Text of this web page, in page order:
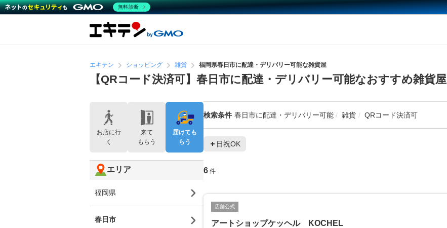
エキテン ショッピング 雑貨 福岡県春日市に配達・デリバリー可能な雑貨屋
【QRコード決済可】春日市に配達・デリバリー可能なおすすめ雑貨屋
検索条件 春日市に配達・デリバリー可能 雑貨 QRコード決済可
日祝OK
6 件
店舗公式
アートショップケッヘル KOCHEL
お店に行
く
来て
もらう
届けても
らう
エリア
福岡県
春日市
無料診断